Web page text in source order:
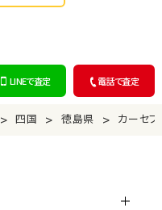
LINEで査定 電話で査定
> 四国 > 徳島県 > カーセ